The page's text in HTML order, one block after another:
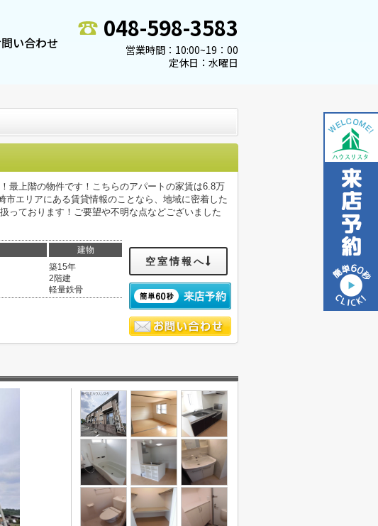
い合わせ
048-598-3583
営業時間：10:00~19：00
定休日：水曜日
最上階の物件です！こちらのアパートの家賃は6.8万
エリアにある賃貸情報のことなら、地域に密着した
っております！ご要望や不明な点などございました
建物
築15年
2階建
軽量鉄骨
空室情報へ